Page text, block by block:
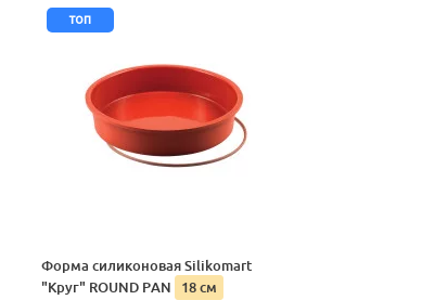
топ
Форма силиконовая Silikomart
"Круг" ROUND PAN
18 см